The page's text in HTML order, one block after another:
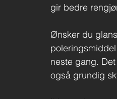
gir bedre
Ønsker du
neste gang.
også grundig